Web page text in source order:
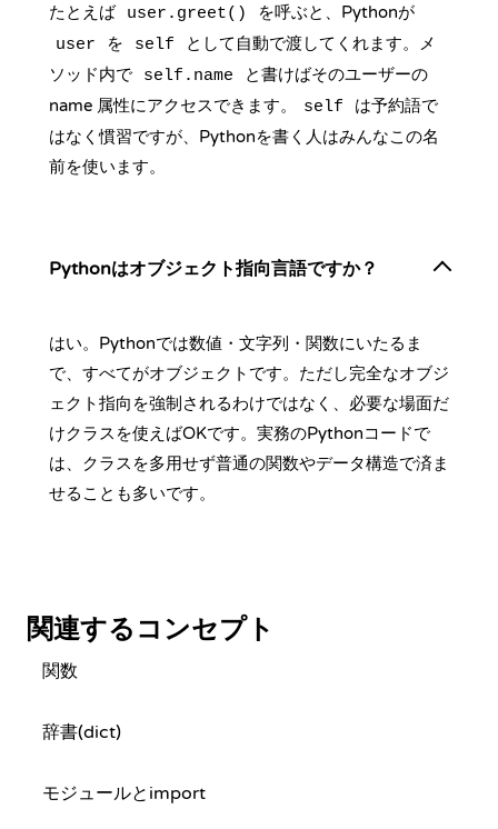
たとえば user.greet() を呼ぶと、Pythonが
user を self
として自動で渡してくれます。メ
ソッド内で
self.name
と書けばそのユーザーの
name 属性にアクセスできます。
self
は予約語で
はなく慣習ですが、Pythonを書く人はみんなこの名
前を使います。
Pythonはオブジェクト指向言語ですか？
はい。Pythonでは数値・文字列・関数にいたるま
で、すべてがオブジェクトです。ただし完全なオブジ
ェクト指向を強制されるわけではなく、必要な場面だ
けクラスを使えばOKです。実務のPythonコードで
は、クラスを多用せず普通の関数やデータ構造で済ま
せることも多いです。
関連するコンセプト
関数
辞書(dict)
モジュールとimport